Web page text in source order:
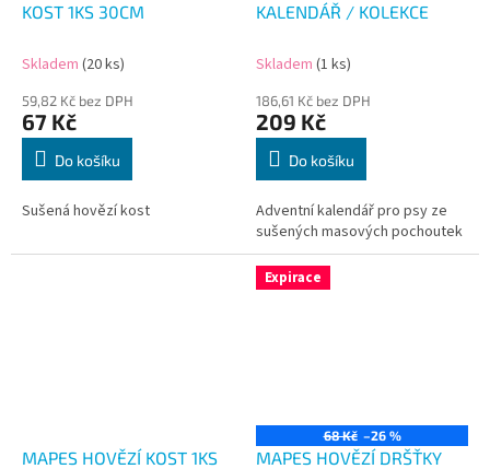
KOST 1KS 30CM
Skladem (20 ks)
59,82 Kč bez DPH
67 Kč
Do košíku
Sušená hovězí kost
KALENDÁŘ / KOLEKCE
Skladem (1 ks)
186,61 Kč bez DPH
209 Kč
Do košíku
Adventní kalendář pro psy ze
sušených masových pochoutek
MAPES HOVĚZÍ KOST 1KS
Expirace
68 Kč –26 %
MAPES HOVĚZÍ DRŠŤKY